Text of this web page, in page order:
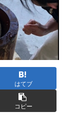
はてブ
コピー